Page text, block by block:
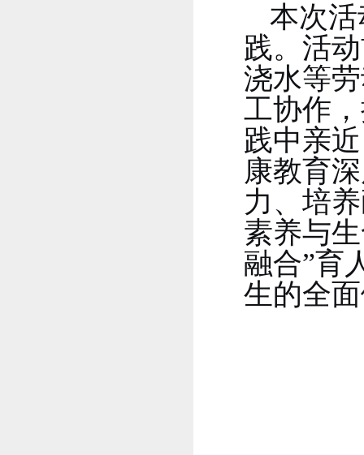
本次
践。活
浇水等
工协作
践中亲
康教育
力、培
素养与
融合”育
生的全